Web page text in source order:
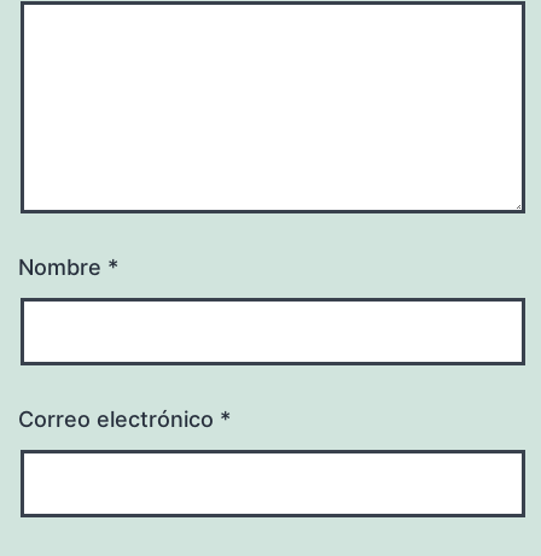
Nombre *
Correo electrónico *